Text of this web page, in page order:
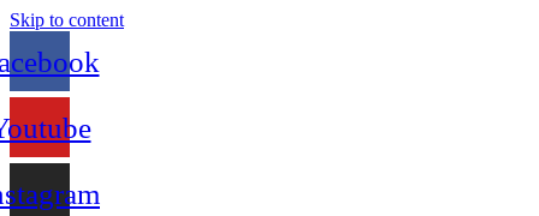
Skip to content